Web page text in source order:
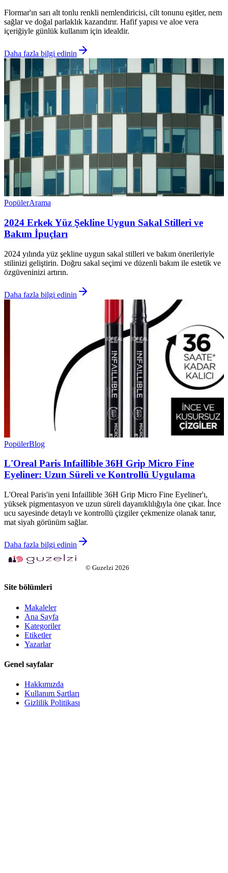
Flormar'ın sarı alt tonlu renkli nemlendiricisi, cilt tonunu eşitler, nem
sağlar ve doğal parlaklık kazandırır. Hafif yapısı ve aloe vera
içeriğiyle günlük kullanım için idealdir.
Daha fazla bilgi edinin
PopülerArama
2024 Erkek Yüz Şekline Uygun Sakal Stilleri ve
Bakım İpuçları
2024 yılında yüz şekline uygun sakal stilleri ve bakım önerileriyle
stilinizi geliştirin. Doğru sakal seçimi ve düzenli bakım ile estetik ve
özgüveninizi artırın.
Daha fazla bilgi edinin
PopülerBlog
L'Oreal Paris Infaillible 36H Grip Micro Fine
Eyeliner: Uzun Süreli ve Kontrollü Uygulama
L'Oreal Paris'in yeni Infaillible 36H Grip Micro Fine Eyeliner'ı,
yüksek pigmentasyon ve uzun süreli dayanıklılığıyla öne çıkar. İnce
ucu sayesinde detaylı ve kontrollü çizgiler çekmenize olanak tanır,
mat siyah görünüm sağlar.
Daha fazla bilgi edinin
© Guzelzi 2026
Site bölümleri
Makaleler
Ana Sayfa
Kategoriler
Etiketler
Yazarlar
Genel sayfalar
Hakkımızda
Kullanım Şartları
Gizlilik Politikası